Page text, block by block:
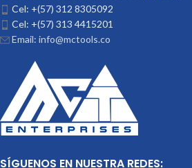
Cel: +(57) 312 8305092
Cel: +(57) 313 4415201
Email: info@mctools.co
SÍGUENOS EN NUESTRA REDES: